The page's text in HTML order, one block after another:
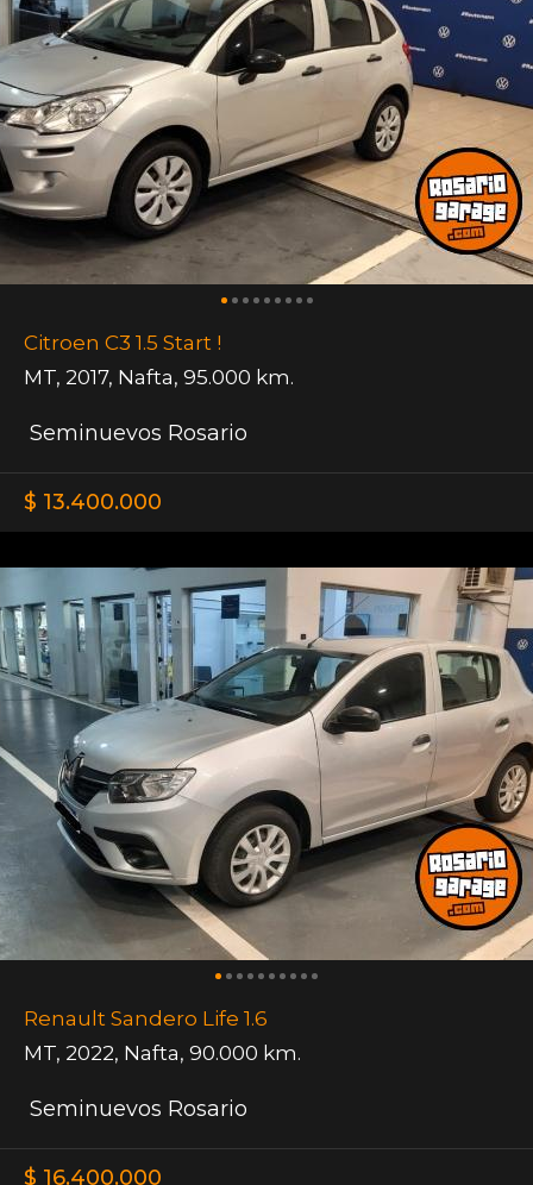
Citroen C3 1.5 Start !
MT, 2017, Nafta, 95.000 km.
Seminuevos Rosario
$ 13.400.000
Renault Sandero Life 1.6
MT, 2022, Nafta, 90.000 km.
Seminuevos Rosario
$ 16.400.000